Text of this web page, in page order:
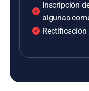
Inscripción
algunas
Rectificación